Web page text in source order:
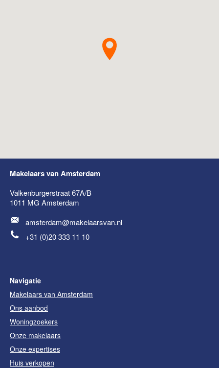
Makelaars van Amsterdam
Valkenburgerstraat 67A/B
1011 MG Amsterdam
amsterdam@makelaarsvan.nl
+31 (0)20 333 11 10
Navigatie
Makelaars van Amsterdam
Ons aanbod
Woningzoekers
Onze makelaars
Onze expertises
Huis verkopen